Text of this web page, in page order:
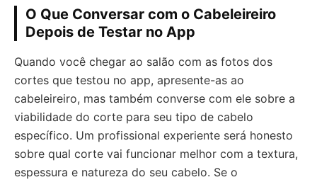
O Que Conversar com o Cabeleireiro
Depois de Testar no App
Quando você chegar ao salão com as fotos dos
cortes que testou no app, apresente-as ao
cabeleireiro, mas também converse com ele sobre a
viabilidade do corte para seu tipo de cabelo
específico. Um profissional experiente será honesto
sobre qual corte vai funcionar melhor com a textura,
espessura e natureza do seu cabelo. Se o